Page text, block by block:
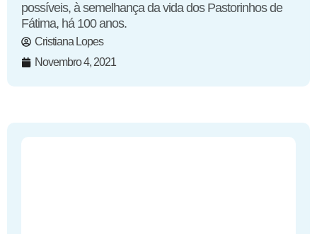
possíveis, à semelhança da vida dos Pastorinhos de
Fátima, há 100 anos.
Cristiana Lopes
Novembro 4, 2021